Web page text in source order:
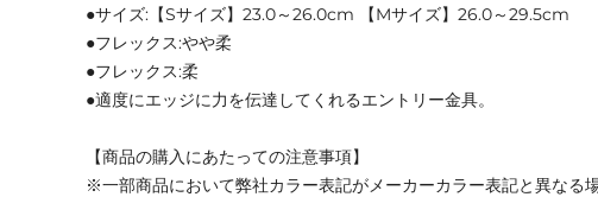
●サイズ:【Sサイズ】23.0～26.0cm 【Mサイズ】26.0～29.5cm
●フレックス:やや柔
●フレックス:柔
●適度にエッジに力を伝達してくれるエントリー金具。
【商品の購入にあたっての注意事項】
※一部商品において弊社カラー表記がメーカーカラー表記と異なる場